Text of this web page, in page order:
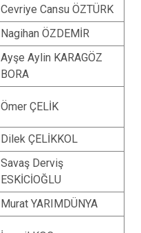
Cevriye Cansu ÖZTÜRK
Nagihan ÖZDEMİR
Ayşe Aylin KARAGÖZ
BORA
Ömer ÇELİK
Dilek ÇELİKKOL
Savaş Derviş
ESKİCİOĞLU
Murat YARIMDÜNYA